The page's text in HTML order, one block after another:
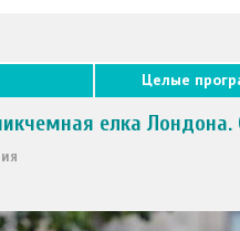
Целые
елка